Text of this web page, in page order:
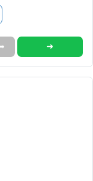
➜